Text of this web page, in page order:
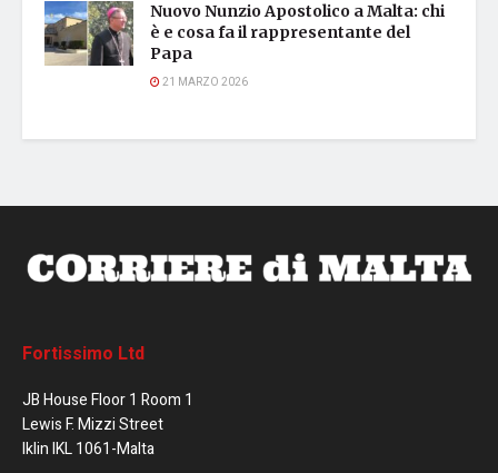
Nuovo Nunzio Apostolico a Malta: chi
è e cosa fa il rappresentante del
Papa
21 MARZO 2026
Fortissimo Ltd
JB House Floor 1 Room 1
Lewis F. Mizzi Street
Iklin IKL 1061-Malta